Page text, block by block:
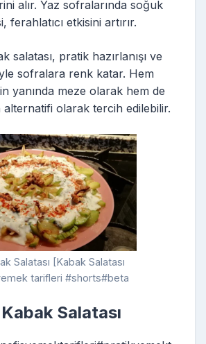
alır. Yaz sofralarında soğuk
ferahlatıcı etkisini artırır.
salatası, pratik hazırlanışı ve
sofralara renk katar. Hem
yanında meze olarak hem de
olarak tercih edilebilir.
Salatası [Kabak Salatası
yemek tarifleri #shorts#beta
Salatası